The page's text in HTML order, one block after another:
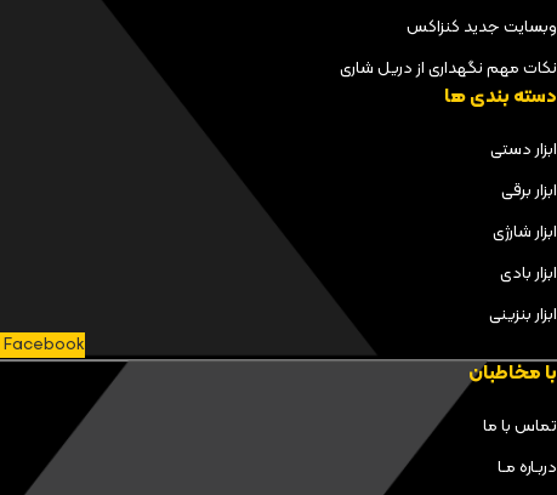
وبسایت جدید کنزاکس
نکات مهم نگهداری از دریل شاری
دسته بندی ها
ابزار دستی
ابزار برقی
ابزار شارژی
ابزار بادی
ابزار بنزینی
Facebook
با مخاطبان
تماس با ما
دربـاره مـا